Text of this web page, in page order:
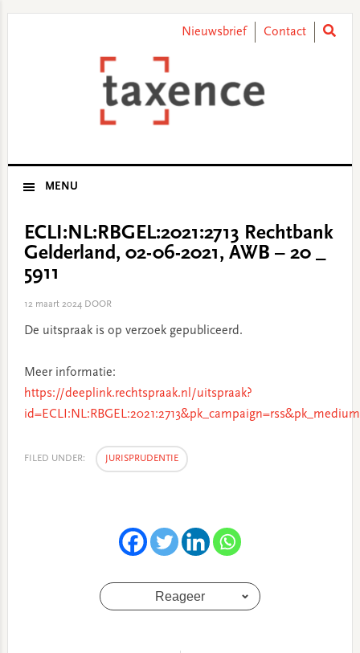
Nieuwsbrief Contact
MENU
ECLI:NL:RBGEL:2021:2713 Rechtbank
Gelderland, 02-06-2021, AWB – 20 _
5911
12 maart 2024DOOR
De uitspraak is op verzoek gepubliceerd.
Meer informatie:
https://deeplink.rechtspraak.nl/uitspraak?
FILED UNDER: JURISPRUDENTIE
Reageer